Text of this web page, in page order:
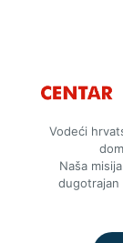
Vodeći
Naša
dugotrajan